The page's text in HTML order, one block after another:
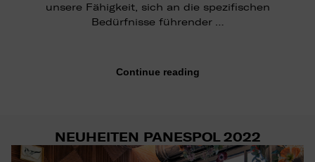
unsere Fähigkeit, sich an die spezifischen
Bedürfnisse führender …
Continue reading
NEUHEITEN PANESPOL 2022